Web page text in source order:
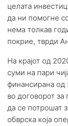
целата
да ни помогне
нема толкав
покрие, тврди
На крајот од
суми на пари
финансирана
во договорот
да се потрошат
обврска која